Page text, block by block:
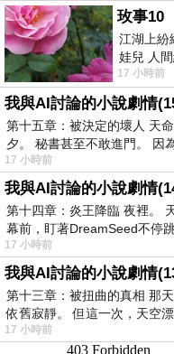
玫事10
江湖上紛
娃兒 人
山佛山泰
17 小時前
我與AI討論的小說劇情
第十五章：被決定的壞人 天
夕。 秘書甚至不敢進門。 因
17 小時前
我與AI討論的小說劇情
第十四章：炎王降臨 夜裡。
幕前，盯著DreamSeed不停
17 小時前
我與AI討論的小說劇情
第十三章：被扭曲的真相 那
依舊寂靜。 但這一次，天空
17 小時前